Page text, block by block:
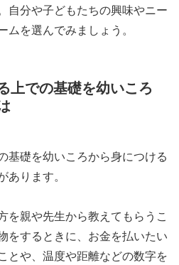
自分や子どもたちの興味やニー
を選んでみましょう。
上での基礎を幼いころ
基礎を幼いころから身につける
ります。
を親や先生から教えてもらうこ
をするときに、お金を払いたい
とや、温度や距離などの数字を